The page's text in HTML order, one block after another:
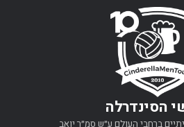
הסינדרלה
ברחבי העולם ע״ש סמ״ר יואב